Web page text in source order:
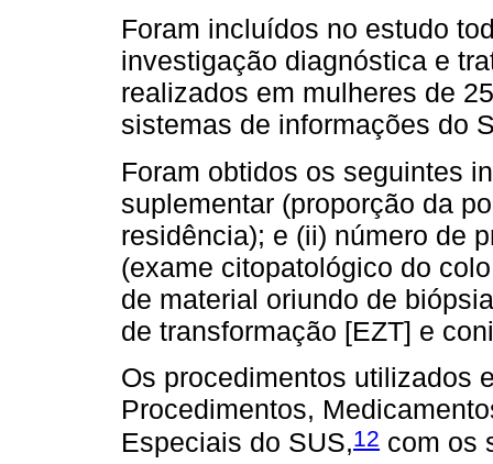
Foram incluídos no estudo
investigação diagnóstica e
realizados em mulheres de
sistemas de informações do
Foram obtidos os seguintes
suplementar (proporção da
residência); e (ii) número de
(exame citopatológico do
de material oriundo de
de transformação [EZT] e
Os procedimentos utilizados
Procedimentos,
Especiais do SUS,12 com os